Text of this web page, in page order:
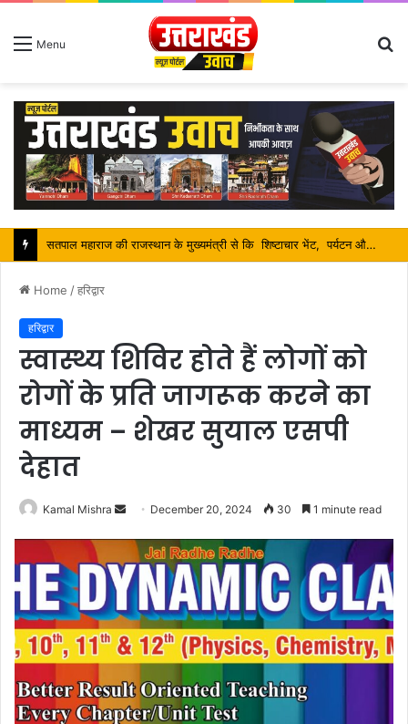
Menu
सतपाल महाराज की राजस्थान के मुख्यमंत्री से कि शिष्टाचार भेंट, पर्यटन और सांस्कृतिक गतिविधियों के विषय में विस्तार पर हुई चर्चा
Home /हरिद्वार
हरिद्वार
स्वास्थ्य शिविर होते हैं लोगों को
रोगों के प्रति जागरूक करने का
माध्यम – शेखर सुयाल एसपी
देहात
Kamal Mishra
Send
email
December 20, 2024 30 1 minute read